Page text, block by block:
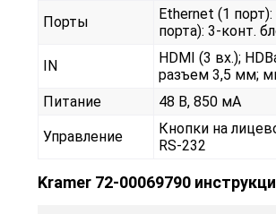
Порты
Ethernet (1
порта): 3-конт.
IN
HDMI (3 вх.);
разъем 3,5 мм;
Питание
48 В, 850 мА
Управление
Кнопки на
RS-232
Kramer 72-00069790